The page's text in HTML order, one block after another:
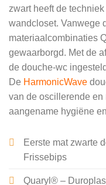
zwart heeft de
wandcloset. Vanwege
materiaalcombinaties
gewaarborgd. Met de
de douche-wc
De HarmonicWave
van de oscillerende
aangename hygiëne
Eerste mat zwarte
Frissebips
Quaryl® –